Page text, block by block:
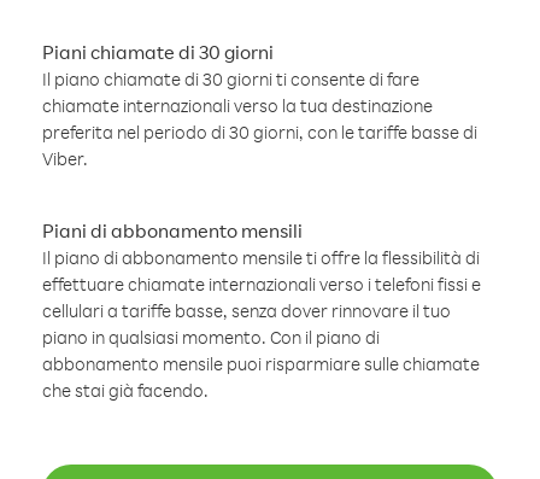
Piani chiamate di 30 giorni
Il piano chiamate di 30 giorni ti consente di fare
chiamate internazionali verso la tua destinazione
preferita nel periodo di 30 giorni, con le tariffe basse di
Viber.
Piani di abbonamento mensili
Il piano di abbonamento mensile ti offre la flessibilità di
effettuare chiamate internazionali verso i telefoni fissi e
cellulari a tariffe basse, senza dover rinnovare il tuo
piano in qualsiasi momento. Con il piano di
abbonamento mensile puoi risparmiare sulle chiamate
che stai già facendo.